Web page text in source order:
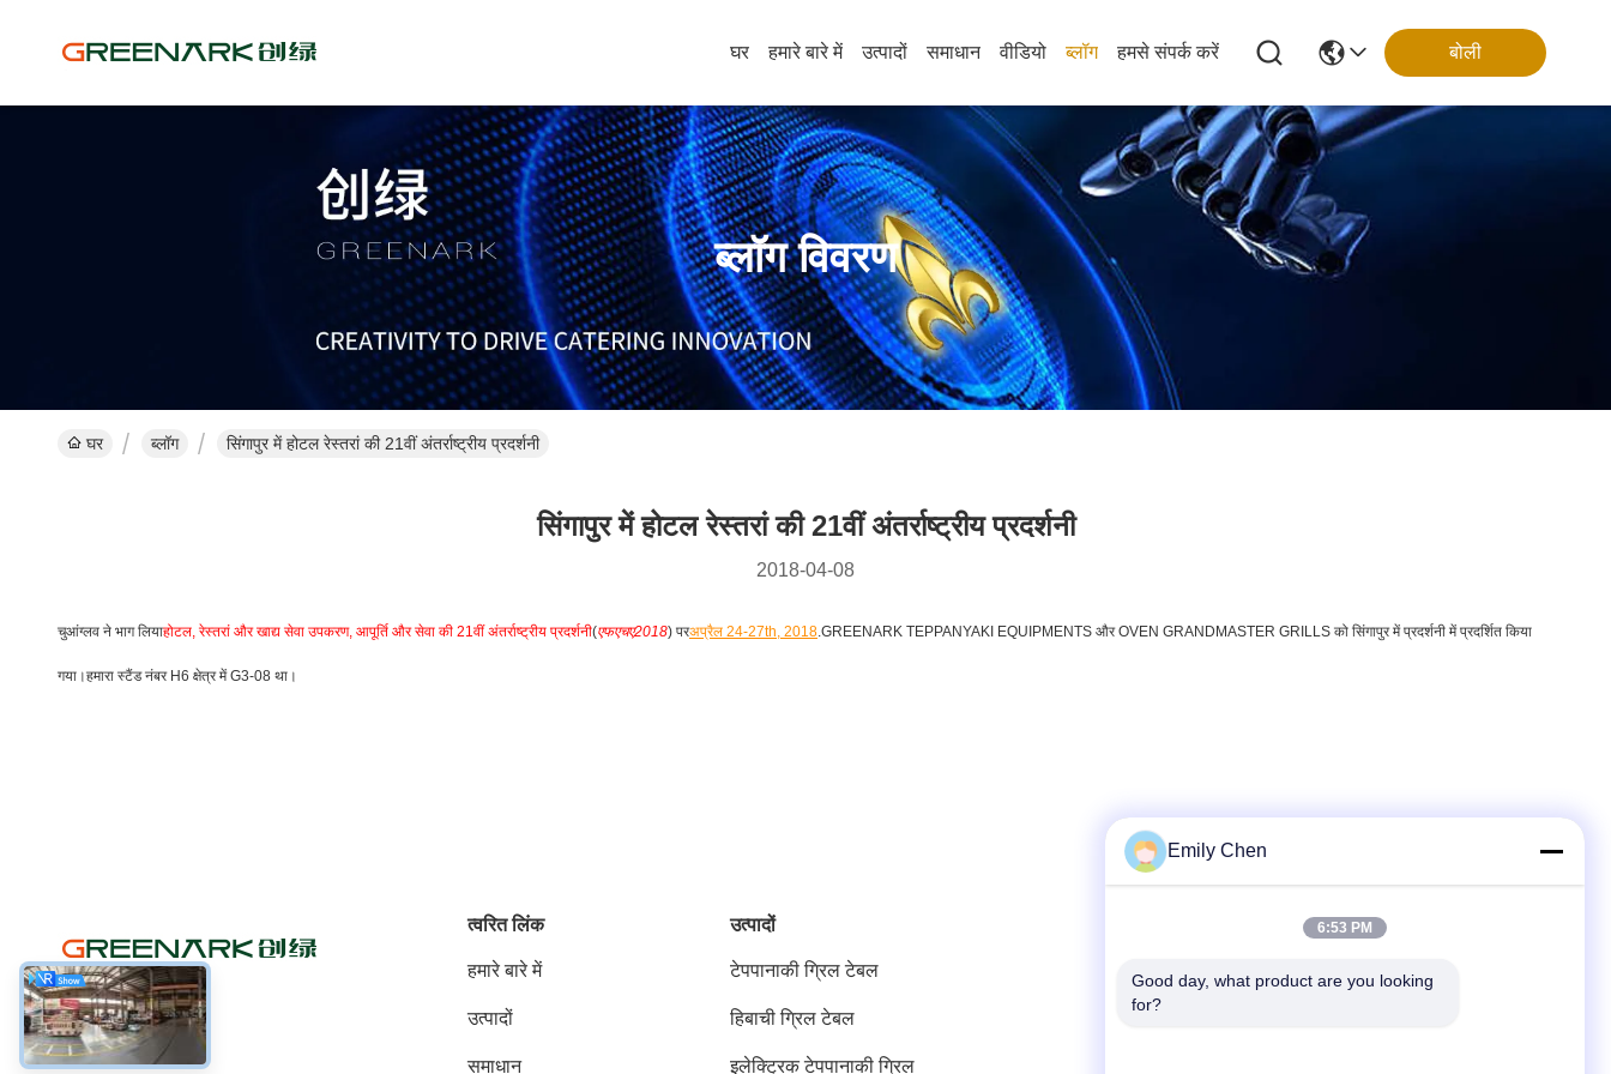
घर हमारे बारे में उत्पादों समाधान वीडियो ब्लॉग हमसे संपर्क करें बोली
ब्लॉग विवरण
घर ब्लॉग सिंगापुर में होटल रेस्तरां की 21वीं अंतर्राष्ट्रीय प्रदर्शनी
सिंगापुर में होटल रेस्तरां की 21वीं अंतर्राष्ट्रीय प्रदर्शनी
2018-04-08
चुआंग्लव ने भाग लियाहोटल, रेस्तरां और खाद्य सेवा उपकरण, आपूर्ति और सेवा की 21वीं अंतर्राष्ट्रीय प्रदर्शनी(एफएचए2018) परअप्रैल 24-27th, 2018.GREENARK TEPPANYAKI EQUIPMENTS और OVEN GRANDMASTER GRILLS को सिंगापुर में प्रदर्शनी में प्रदर्शित किया
गया।हमारा स्टैंड नंबर H6 क्षेत्र में G3-08 था।
सोशल मीडिया
त्वरित लिंक
हमारे बारे में
उत्पादों
समाधान
उत्पादों
टेपपानाकी ग्रिल टेबल
हिबाची ग्रिल टेबल
इलेक्ट्रिक टेपपानाकी ग्रिल
टेलीफोन
Emily Chen
6:53 PM
Good day, what product are you looking
for?